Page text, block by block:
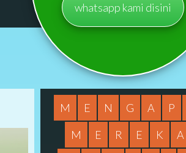
whatsapp kami disini
M E N G A P
M
E R E K
A